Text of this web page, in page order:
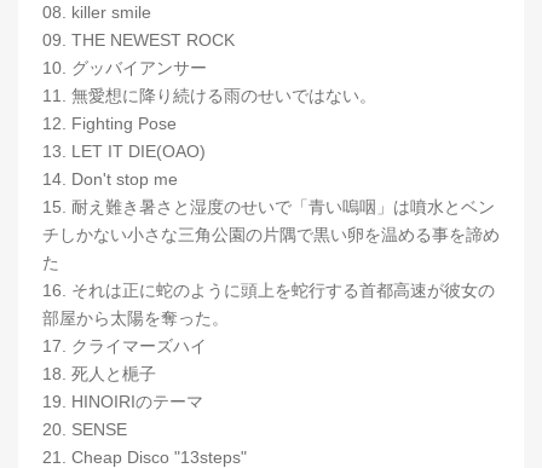
08. killer smile
09. THE NEWEST ROCK
10. グッバイアンサー
11. 無愛想に降り続ける雨のせいではない。
12. Fighting Pose
13. LET IT DIE(OAO)
14. Don't stop me
15. 耐え難き暑さと湿度のせいで「青い嗚咽」は噴水とベン
チしかない小さな三角公園の片隅で黒い卵を温める事を諦め
た
16. それは正に蛇のように頭上を蛇行する首都高速が彼女の
部屋から太陽を奪った。
17. クライマーズハイ
18. 死人と梔子
19. HINOIRIのテーマ
20. SENSE
21. Cheap Disco "13steps"